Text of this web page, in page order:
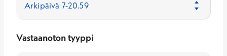
Vastaanoton tyyppi